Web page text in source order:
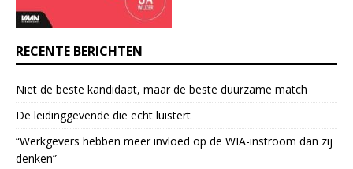
.
l
e
a
s
e
RECENTE BERICHTEN
Niet de beste kandidaat, maar de beste duurzame match
De leidinggevende die echt luistert
“Werkgevers hebben meer invloed op de WIA-instroom dan zij
denken”